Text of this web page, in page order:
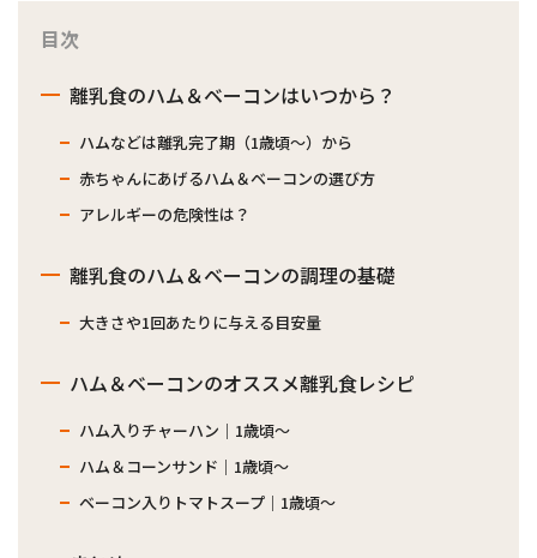
目次
離乳食のハム＆ベーコンはいつから？
ハムなどは離乳完了期（1歳頃～）から
赤ちゃんにあげるハム＆ベーコンの選び方
アレルギーの危険性は？
離乳食のハム＆ベーコンの調理の基礎
大きさや1回あたりに与える目安量
ハム＆ベーコンのオススメ離乳食レシピ
ハム入りチャーハン｜1歳頃～
ハム＆コーンサンド｜1歳頃～
ベーコン入りトマトスープ｜1歳頃～